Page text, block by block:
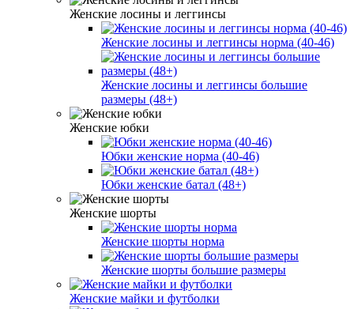
Женские лосины и леггинсы
Женские лосины и леггинсы норма (40-46)
Женские лосины и леггинсы большие
размеры (48+)
Женские юбки
Юбки женские норма (40-46)
Юбки женские батал (48+)
Женские шорты
Женские шорты норма
Женские шорты большие размеры
Женские майки и футболки